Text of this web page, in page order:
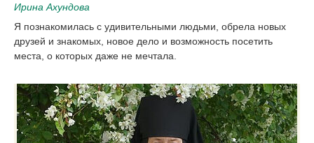
Ирина Ахундова
Я познакомилась с удивительными людьми, обрела новых
друзей и знакомых, новое дело и возможность посетить
места, о которых даже не мечтала.